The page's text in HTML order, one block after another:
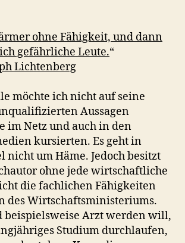
ohne Fähigkeit, und dann
gefährliche Leute.“
Lichtenberg
möchte ich nicht auf seine
Aussagen
im Netz und auch in den
kursierten. Es geht in
nicht um Häme. Jedoch besitzt
ohne jede wirtschaftliche
die fachlichen Fähigkeiten
des Wirtschaftsministeriums.
beispielsweise Arzt werden will,
Studium durchlaufen,